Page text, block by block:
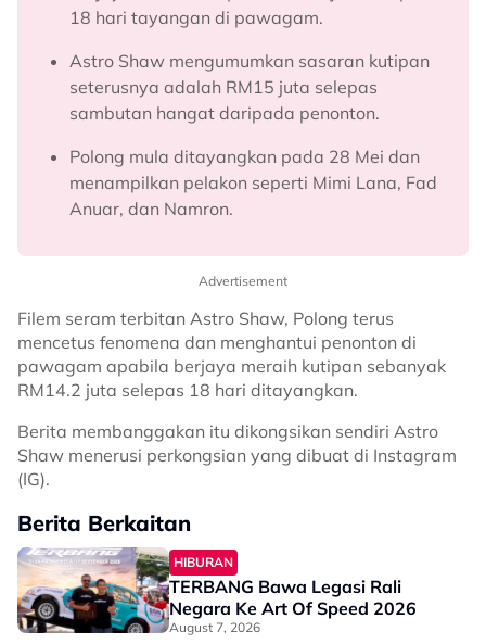
18 hari tayangan di pawagam.
Astro Shaw mengumumkan sasaran kutipan
seterusnya adalah RM15 juta selepas
sambutan hangat daripada penonton.
Polong mula ditayangkan pada 28 Mei dan
menampilkan pelakon seperti Mimi Lana, Fad
Anuar, dan Namron.
Advertisement
Filem seram terbitan Astro Shaw, Polong terus
mencetus fenomena dan menghantui penonton di
pawagam apabila berjaya meraih kutipan sebanyak
RM14.2 juta selepas 18 hari ditayangkan.
Berita membanggakan itu dikongsikan sendiri Astro
Shaw menerusi perkongsian yang dibuat di Instagram
(IG).
Berita Berkaitan
HIBURAN
TERBANG Bawa Legasi Rali
Negara Ke Art Of Speed 2026
August 7, 2026